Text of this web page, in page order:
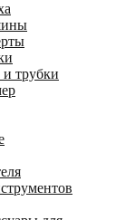
трубки